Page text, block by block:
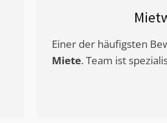
Einer der häufigsten
Miete. Team ist